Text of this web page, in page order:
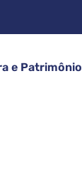
e Patrimônio